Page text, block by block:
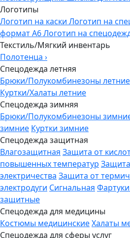
Логотипы
Логотип на каски Логотип на
формат А6Логотип на
Текстиль/Мягкий инвентарь
Полотенца ›
Спецодежда летняя
Брюки/Полукомбинезоны летние
Куртки/Халаты летние
Спецодежда зимняя
Брюки/Полукомбинезоны
зимние Куртки зимние
Спецодежда защитная
Влагозащитная Защита от
повышенных температур
электричества Защита от
электродуги Сигнальная
защитные
Спецодежда для медицины
Костюмы медицинскиеХалаты
Спецодежда для сферы услуг